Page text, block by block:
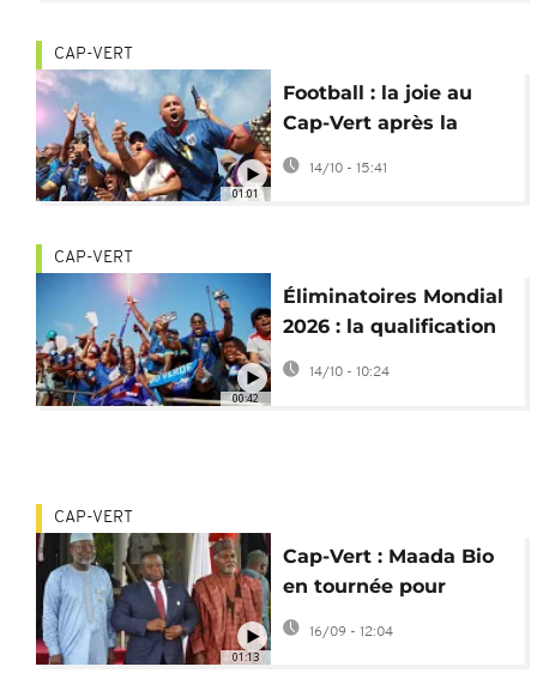
01:01
CAP-VERT
Football : la joie au
Cap-Vert après la
qualification pour le
14/10 - 15:41
00:42
CAP-VERT
Éliminatoires Mondial
2026 : la qualification
historique du Cap-Vert
14/10 - 10:24
01:13
CAP-VERT
Cap-Vert : Maada Bio
en tournée pour
relancer le dialogue
entre la CEDEAO et
16/09 - 12:04